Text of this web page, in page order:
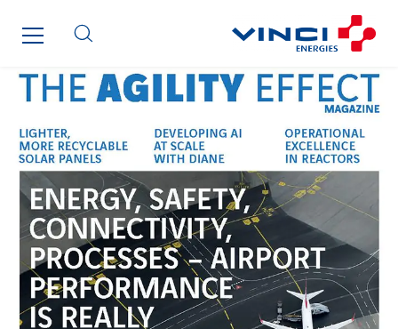
Clémançon
Comantec
Comsip
Conductor
Cougar Automation
DECHOW Gebäude.Technik
Degreane Horizon
Dégréane SA
DEGW France
Delaire
Delporte